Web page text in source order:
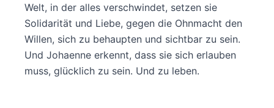
Welt, in der alles verschwindet, setzen sie
Solidarität und Liebe, gegen die Ohnmacht den
Willen, sich zu behaupten und sichtbar zu sein.
Und Johaenne erkennt, dass sie sich erlauben
muss, glücklich zu sein. Und zu leben.